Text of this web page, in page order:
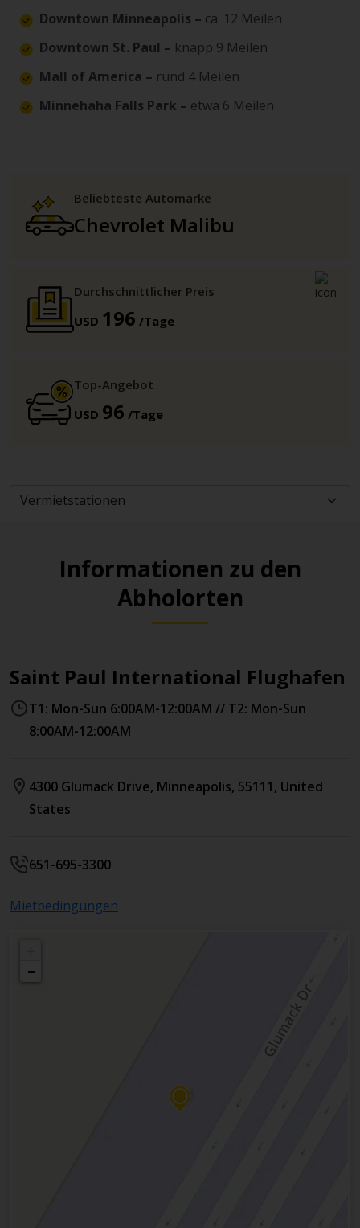
Downtown Minneapolis – ca. 12 Meilen
Downtown St. Paul – knapp 9 Meilen
Mall of America – rund 4 Meilen
Minnehaha Falls Park – etwa 6 Meilen
Beliebteste Automarke
Chevrolet Malibu
Durchschnittlicher Preis
USD 196 /Tage
Top-Angebot
USD 96 /Tage
Informationen zu den
Abholorten
Saint Paul International Flughafen
T1: Mon-Sun 6:00AM-12:00AM // T2: Mon-Sun
8:00AM-12:00AM
4300 Glumack Drive, Minneapolis, 55111, United
States
651-695-3300
Mietbedingungen
−